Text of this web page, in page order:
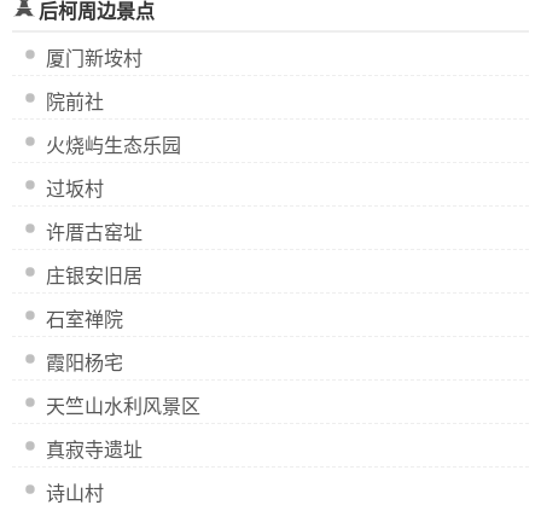
后柯周边景点
厦门新垵村
院前社
火烧屿生态乐园
过坂村
许厝古窑址
庄银安旧居
石室禅院
霞阳杨宅
天竺山水利风景区
真寂寺遗址
诗山村